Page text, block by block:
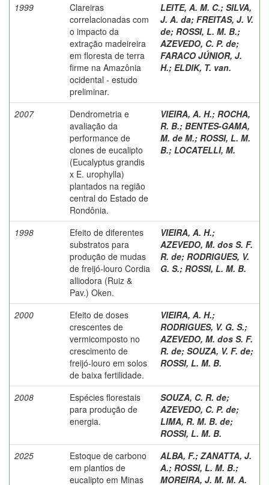
1999
Clareiras
correlacionadas com
o impacto da
extração madeireira
em floresta de terra
firme na Amazônia
ocidental - estudo
preliminar.
LEITE, A. M. C.; SILVA,
J. A. da; FREITAS, J. V.
de; ROSSI, L. M. B.;
AZEVEDO, C. P. de;
FARACO JÚNIOR, J.
H.; ELDIK, T. van.
2007
Dendrometria e
avaliação da
performance de
clones de eucalipto
(Eucalyptus grandis
x E. urophylla)
plantados na região
central do Estado de
Rondônia.
VIEIRA, A. H.; ROCHA,
R. B.; BENTES-GAMA,
M. de M.; ROSSI, L. M.
B.; LOCATELLI, M.
1998
Efeito de diferentes
substratos para
produção de mudas
de freijó-louro Cordia
alliodora (Ruiz &
Pav.) Oken.
VIEIRA, A. H.;
AZEVEDO, M. dos S. F.
R. de; RODRIGUES, V.
G. S.; ROSSI, L. M. B.
2000
Efeito de doses
crescentes de
vermicomposto no
crescimento de
freijó-louro em solos
de baixa fertilidade.
VIEIRA, A. H.;
RODRIGUES, V. G. S.;
AZEVEDO, M. dos S. F.
R. de; SOUZA, V. F. de;
ROSSI, L. M. B.
2008
Espécies florestais
para produção de
energia.
SOUZA, C. R. de;
AZEVEDO, C. P. de;
LIMA, R. M. B. de;
ROSSI, L. M. B.
2025
Estoque de carbono
em plantios de
eucalipto em Minas
ALBA, F.; ZANATTA, J.
A.; ROSSI, L. M. B.;
MOREIRA, J. M. M. A.